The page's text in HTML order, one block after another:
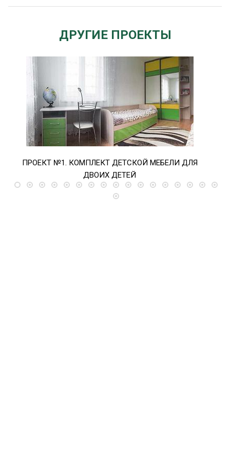
ДРУГИЕ ПРОЕКТЫ
ПРОЕКТ №1. КОМПЛЕКТ ДЕТСКОЙ МЕБЕЛИ ДЛЯ
ДВОИХ ДЕТЕЙ